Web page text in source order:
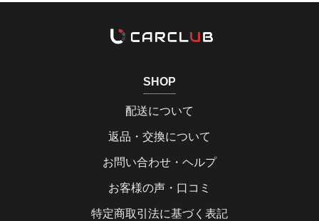
SHOP
配送について
返品・交換について
お問い合わせ・ヘルプ
お客様の声・口コミ
特定商取引法に基づく表記